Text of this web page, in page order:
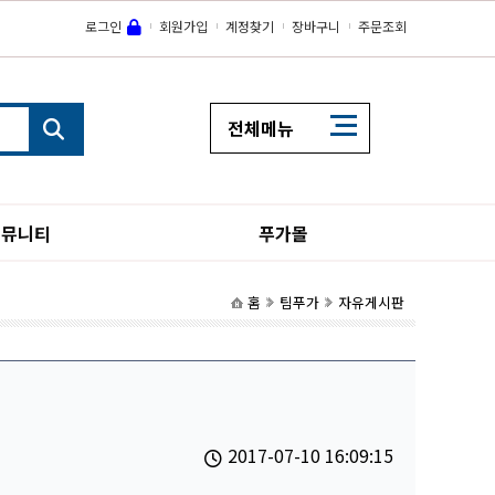
로그인 회원가입 계정찾기 장바구니 주문조회
전체메뉴
니티 푸가몰
홈 팀푸가 자유게시판
2017-07-10 16:09:15